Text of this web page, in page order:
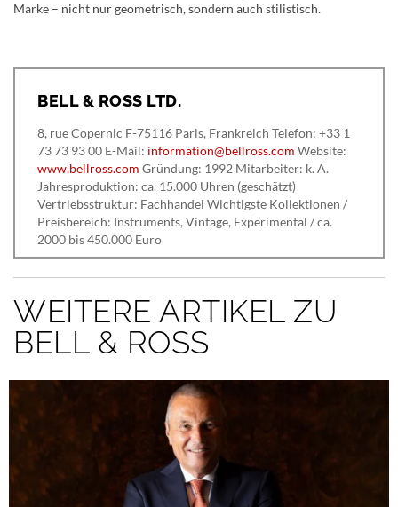
Marke – nicht nur geometrisch, sondern auch stilistisch.
BELL & ROSS LTD.
8, rue Copernic F-75116 Paris, Frankreich Telefon: +33 1
73 73 93 00 E-Mail: information@bellross.com Website:
www.bellross.com Gründung: 1992 Mitarbeiter: k. A.
Jahresproduktion: ca. 15.000 Uhren (geschätzt)
Vertriebsstruktur: Fachhandel Wichtigste Kollektionen /
Preisbereich: Instruments, Vintage, Experimental / ca.
2000 bis 450.000 Euro
WEITERE ARTIKEL ZU
BELL & ROSS